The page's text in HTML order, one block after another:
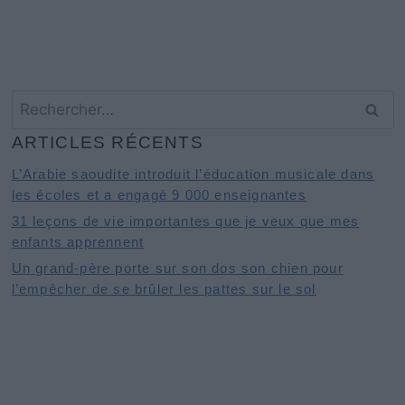
ARTICLES RÉCENTS
L’Arabie saoudite introduit l’éducation musicale dans
les écoles et a engagé 9 000 enseignantes
31 leçons de vie importantes que je veux que mes
enfants apprennent
Un grand-père porte sur son dos son chien pour
l’empêcher de se brûler les pattes sur le sol